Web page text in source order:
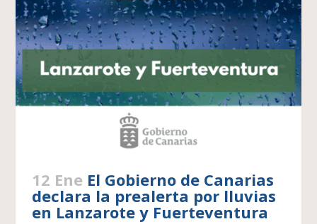
12 Ene El Gobierno de Canarias
declara la prealerta por lluvias
en Lanzarote y Fuerteventura